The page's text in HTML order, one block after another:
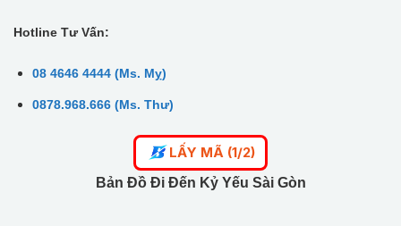
Hotline Tư Vấn:
08 4646 4444 (Ms. Mỵ)
0878.968.666 (Ms. Thư)
LẤY MÃ (1/2)
Bản Đồ Đi Đến Kỷ Yếu Sài Gòn